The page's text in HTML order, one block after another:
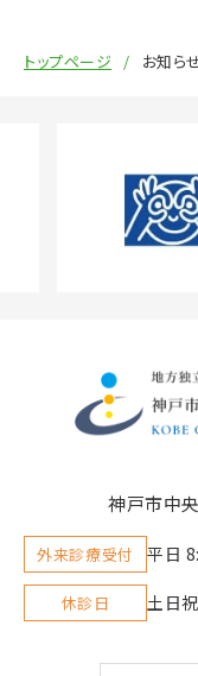
トップページ お知ら
神戸市中
外来診療受付 平日
休診日 土日